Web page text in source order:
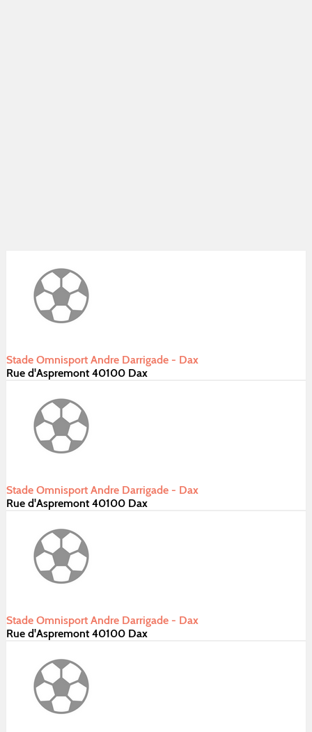
Stade Omnisport Andre Darrigade - Dax
Rue d'Aspremont 40100 Dax
Stade Omnisport Andre Darrigade - Dax
Rue d'Aspremont 40100 Dax
Stade Omnisport Andre Darrigade - Dax
Rue d'Aspremont 40100 Dax